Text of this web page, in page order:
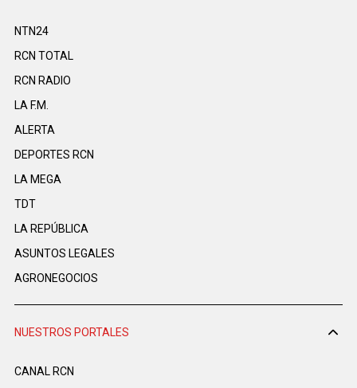
NTN24
RCN TOTAL
RCN RADIO
LA F.M.
ALERTA
DEPORTES RCN
LA MEGA
TDT
LA REPÚBLICA
ASUNTOS LEGALES
AGRONEGOCIOS
NUESTROS PORTALES
CANAL RCN